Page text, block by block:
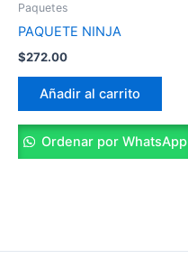
Paquetes
PAQUETE NINJA
$272.00
Añadir al carrito
Ordenar por WhatsApp